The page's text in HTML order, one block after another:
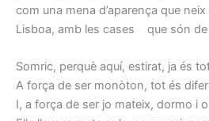
com una mena d’aparença que
Lisboa, amb les cases que són
Somric, perquè aquí, estirat, ja és
A força de ser monòton, tot és
I, a força de ser jo mateix, dormo i